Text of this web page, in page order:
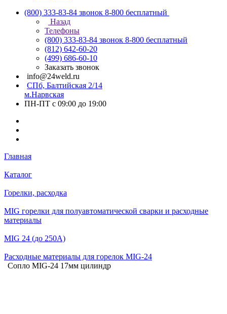
(800) 333-83-84 звонок 8-800 бесплатный
Назад
Телефоны
(800) 333-83-84 звонок 8-800 бесплатный
(812) 642-60-20
(499) 686-60-10
Заказать звонок
info@24weld.ru
СПб, Балтийская 2/14
м.Нарвская
ПН-ПТ с 09:00 до 19:00
Главная
Каталог
Горелки, расходка
MIG горелки для полуавтоматической сварки и расходные
материалы
MIG 24 (до 250А)
Расходные материалы для горелок MIG-24
Сопло MIG-24 17мм цилиндр